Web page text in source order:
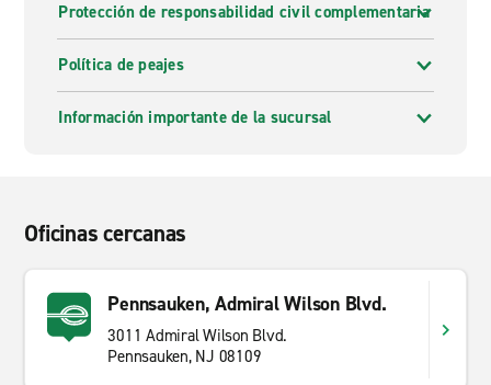
Protección de responsabilidad civil complementaria
Política de peajes
Información importante de la sucursal
Oficinas cercanas
Pennsauken, Admiral Wilson Blvd.
3011 Admiral Wilson Blvd.
Pennsauken, NJ 08109